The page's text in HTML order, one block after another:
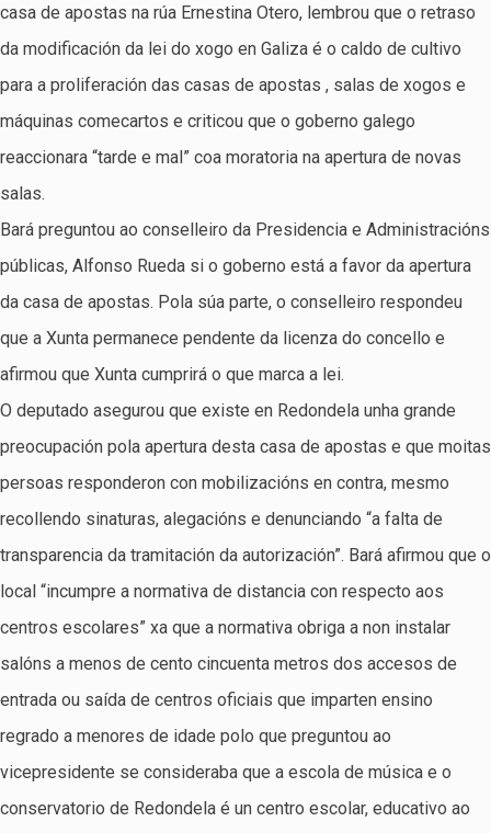
casa de apostas na rúa Ernestina Otero, lembrou que o retraso
da modificación da lei do xogo en Galiza é o caldo de cultivo
para a proliferación das casas de apostas , salas de xogos e
máquinas comecartos e criticou que o goberno galego
reaccionara “tarde e mal” coa moratoria na apertura de novas
salas.
Bará preguntou ao conselleiro da Presidencia e Administracións
públicas, Alfonso Rueda si o goberno está a favor da apertura
da casa de apostas. Pola súa parte, o conselleiro respondeu
que a Xunta permanece pendente da licenza do concello e
afirmou que Xunta cumprirá o que marca a lei.
O deputado asegurou que existe en Redondela unha grande
preocupación pola apertura desta casa de apostas e que moitas
persoas responderon con mobilizacións en contra, mesmo
recollendo sinaturas, alegacións e denunciando “a falta de
transparencia da tramitación da autorización”. Bará afirmou que o
local “incumpre a normativa de distancia con respecto aos
centros escolares” xa que a normativa obriga a non instalar
salóns a menos de cento cincuenta metros dos accesos de
entrada ou saída de centros oficiais que imparten ensino
regrado a menores de idade polo que preguntou ao
vicepresidente se consideraba que a escola de música e o
conservatorio de Redondela é un centro escolar, educativo ao